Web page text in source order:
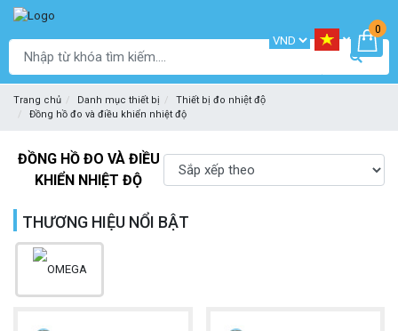
0
Trang chủ Danh mục thiết bị
Thiết bị đo nhiệt độ
Đồng hồ đo và điều khiển nhiệt độ
ĐỒNG HỒ ĐO VÀ ĐIỀU
KHIỂN NHIỆT ĐỘ
THƯƠNG HIỆU NỔI BẬT